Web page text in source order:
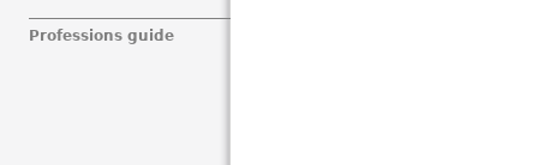
Professions guide